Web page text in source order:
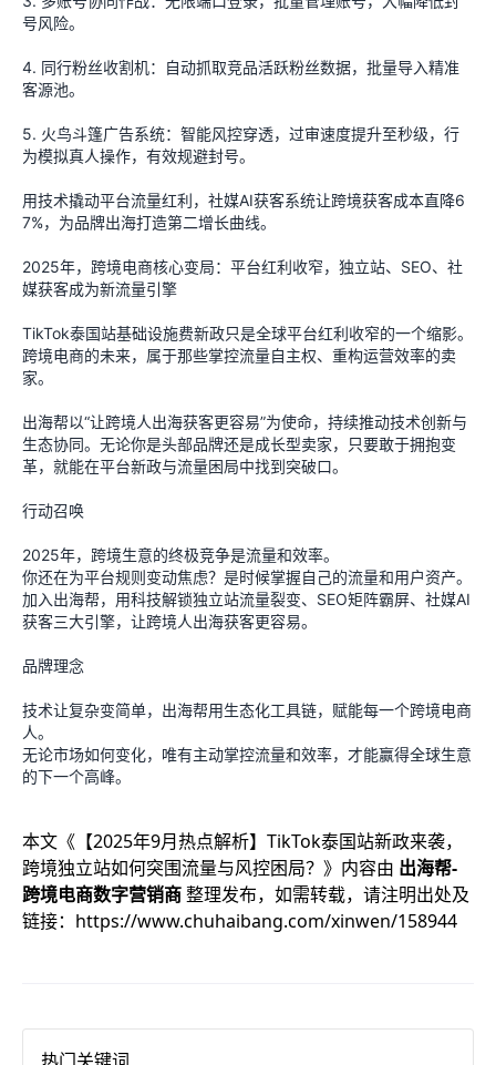
号风险。
4. 同行粉丝收割机：自动抓取竞品活跃粉丝数据，批量导入精准
客源池。
5. 火鸟斗篷广告系统：智能风控穿透，过审速度提升至秒级，行
为模拟真人操作，有效规避封号。
用技术撬动平台流量红利，社媒AI获客系统让跨境获客成本直降6
7%，为品牌出海打造第二增长曲线。
2025年，跨境电商核心变局：平台红利收窄，独立站、SEO、社
媒获客成为新流量引擎
TikTok泰国站基础设施费新政只是全球平台红利收窄的一个缩影。
跨境电商的未来，属于那些掌控流量自主权、重构运营效率的卖
家。
出海帮以“让跨境人出海获客更容易”为使命，持续推动技术创新与
生态协同。无论你是头部品牌还是成长型卖家，只要敢于拥抱变
革，就能在平台新政与流量困局中找到突破口。
行动召唤
2025年，跨境生意的终极竞争是流量和效率。
你还在为平台规则变动焦虑？是时候掌握自己的流量和用户资产。
加入出海帮，用科技解锁独立站流量裂变、SEO矩阵霸屏、社媒AI
获客三大引擎，让跨境人出海获客更容易。
品牌理念
技术让复杂变简单，出海帮用生态化工具链，赋能每一个跨境电商
人。
无论市场如何变化，唯有主动掌控流量和效率，才能赢得全球生意
的下一个高峰。
本文《 【2025年9月热点解析】TikTok泰国站新政来袭，
跨境独立站如何突围流量与风控困局？ 》内容由 出海帮-
跨境电商数字营销商整理发布，如需转载，请注明出处及
链接： https://www.chuhaibang.com/xinwen/158944